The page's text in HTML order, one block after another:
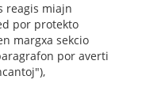
reagis miajn
por protekto
margxa sekcio
por averti